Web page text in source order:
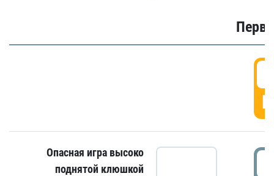
Опасная игра высоко
поднятой клюшкой